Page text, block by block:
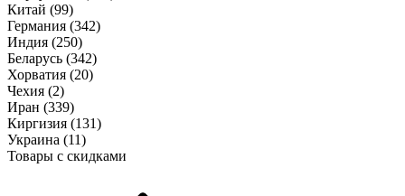
Китай (99)
Германия (342)
Индия (250)
Беларусь (342)
Хорватия (20)
Чехия (2)
Иран (339)
Киргизия (131)
Украина (11)
Товары с скидками